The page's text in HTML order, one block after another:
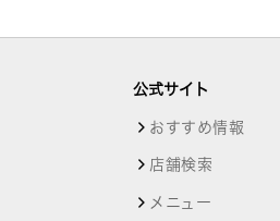
公式サイト
おすすめ情報
店舗検索
メニュー